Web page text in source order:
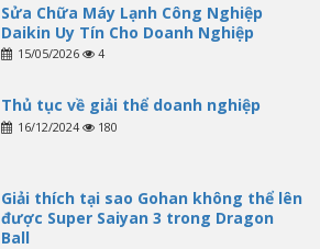
Sửa Chữa Máy Lạnh Công Nghiệp
Daikin Uy Tín Cho Doanh Nghiệp
15/05/2026 4
Thủ tục về giải thể doanh nghiệp
16/12/2024 180
Giải thích tại sao Gohan không thể lên
được Super Saiyan 3 trong Dragon
Ball